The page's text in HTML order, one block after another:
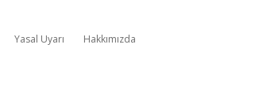
Yasal Uyarı Hakkımızda